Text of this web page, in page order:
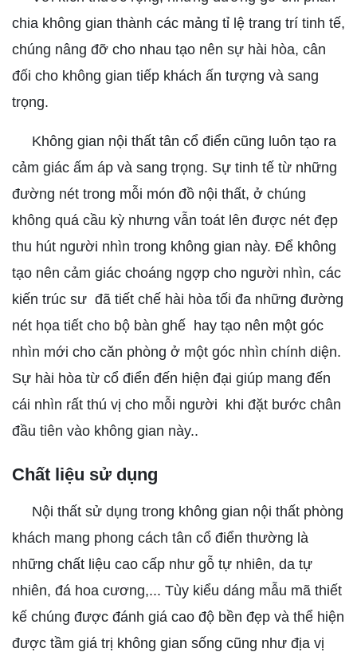
chia không gian thành các mảng tỉ lệ trang trí tinh tế,
chúng nâng đỡ cho nhau tạo nên sự hài hòa, cân
đối cho không gian tiếp khách ấn tượng và sang
trọng.
Không gian nội thất tân cổ điển cũng luôn tạo ra
cảm giác ấm áp và sang trọng. Sự tinh tế từ những
đường nét trong mỗi món đồ nội thất, ở chúng
không quá cầu kỳ nhưng vẫn toát lên được nét đẹp
thu hút người nhìn trong không gian này. Để không
tạo nên cảm giác choáng ngợp cho người nhìn, các
kiến trúc sư đã tiết chế hài hòa tối đa những đường
nét họa tiết cho bộ bàn ghế hay tạo nên một góc
nhìn mới cho căn phòng ở một góc nhìn chính diện.
Sự hài hòa từ cổ điển đến hiện đại giúp mang đến
cái nhìn rất thú vị cho mỗi người khi đặt bước chân
đầu tiên vào không gian này..
Chất liệu sử dụng
Nội thất sử dụng trong không gian nội thất phòng
khách mang phong cách tân cổ điển thường là
những chất liệu cao cấp như gỗ tự nhiên, da tự
nhiên, đá hoa cương,... Tùy kiểu dáng mẫu mã thiết
kế chúng được đánh giá cao độ bền đẹp và thể hiện
được tầm giá trị không gian sống cũng như địa vị